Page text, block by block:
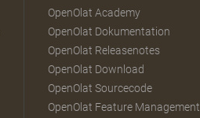
OpenOlat Academy
OpenOlat Dokumentation
OpenOlat Releasenotes
OpenOlat Download
OpenOlat Sourcecode
OpenOlat Feature Management